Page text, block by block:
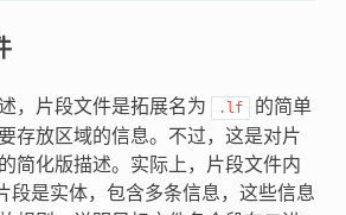
，片段文件是拓展名为 .lf
的简单
存放区域的信息。不过，这是对片
简化版描述。实际上，片段文件内
段是实体，包含多条信息，这些信息